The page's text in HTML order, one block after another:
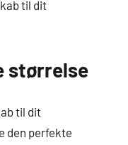
til dit
størrelse
til dit
den perfekte